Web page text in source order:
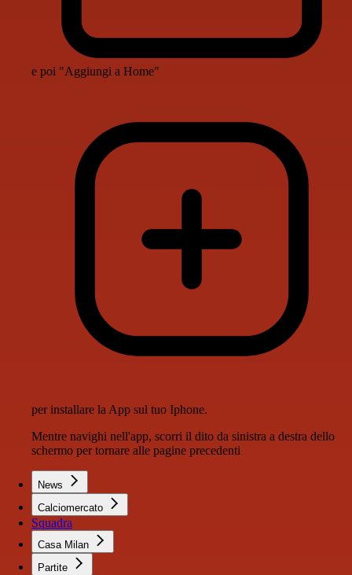
e poi "Aggiungi a Home"
per installare la App sul tuo Iphone.
Mentre navighi nell'app, scorri il dito da sinistra a destra dello
schermo per tornare alle pagine precedenti
News
Calciomercato
Squadra
Casa Milan
Partite